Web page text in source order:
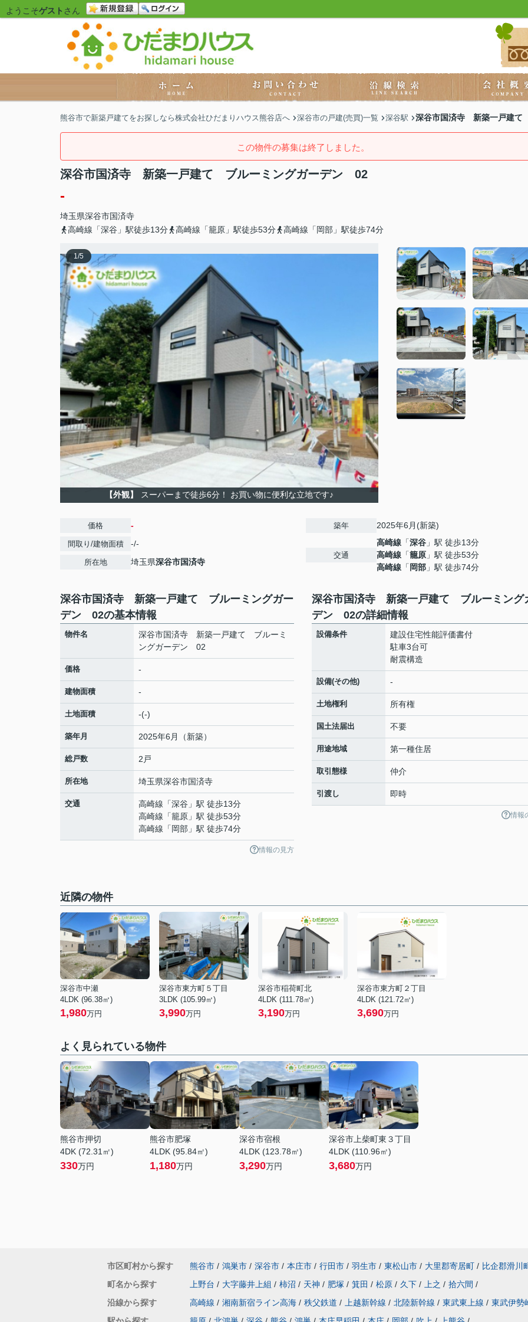
ようこそゲスト さん
熊谷市で新築戸建てをお探しなら株式会社ひだまりハウス熊谷店へ 深谷市の戸建(売買)一覧 深谷駅 深谷市国済寺 新築一戸建
この物件の募集は終了しました。
深谷市国済寺 新築一戸建て ブルーミングガーデン 02
-
埼玉県深谷市国済寺
高崎線「深谷」駅徒歩13分
高崎線「籠原」駅徒歩53分 高崎線「岡部」駅徒歩74分
1/5
【外観】 スーパーまで徒歩6分！ お買い物に便利な立地です♪
価格 -
間取り/建物面積 -/-
所在地 埼玉県深谷市国済寺
築年 2025年6月(新築)
交通
高崎線 「深谷 」駅 徒歩13分
高崎線 「籠原 」駅 徒歩53分
高崎線 「 岡部 」駅 徒歩74分
深谷市国済寺 新築一戸建て ブルーミングガー
デン 02の基本情報
物件名
深谷市国済寺 新築一戸建て ブルーミ
ングガーデン 02
価格 -
建物面積 -
土地面積 -(-)
築年月 2025年6月（新築）
総戸数 2戸
所在地 埼玉県深谷市国済寺
交通 高崎線 「深谷 」駅 徒歩13分
高崎線 「籠原 」駅 徒歩53分
高崎線 「 岡部 」駅 徒歩74分
情報の見方
深谷市国済寺 新築一戸建て ブルーミング
デン 02の詳細情報
設備条件
建設住宅性能評価書付
駐車3台可
耐震構造
設備(その他) -
土地権利 所有権
国土法届出 不要
用途地域 第一種住居
取引態様 仲介
引渡し 即時
情報
近隣の物件
深谷市中瀬
4LDK (96.38㎡)
1,980万円
深谷市東方町５丁目
3LDK (105.99㎡)
3,990万円
深谷市稲荷町北
4LDK (111.78㎡)
3,190万円
深谷市東方町２丁目
4LDK (121.72㎡)
3,690万円
よく見られている物件
熊谷市押切
4DK (72.31㎡)
330万円
熊谷市肥塚
4LDK (95.84㎡)
1,180万円
深谷市宿根
4LDK (123.78㎡)
3,290万円
深谷市上柴町東３丁目
4LDK (110.96㎡)
3,680万円
市区町村から探す 熊谷市 / 鴻巣市 / 深谷市 / 本庄市 / 行田市 / 羽生市 / 東松山市 / 大里郡寄居町 / 比企郡滑川
町名から探す
上野台 / 大字藤井上組 / 柿沼 / 天神 / 肥塚 / 箕田 / 松原 / 久下 / 上之 / 拾六間 /
沿線から探す
高崎線 / 湘南新宿ライン高海 / 秩父鉄道 / 上越新幹線 / 北陸新幹線 / 東武東上線 / 東武伊勢